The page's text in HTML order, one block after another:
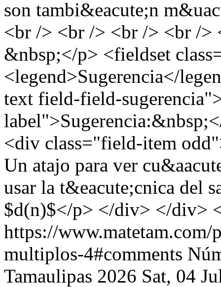
son tambi&eacute;n
<br /> <br /> <br /> <br /
&nbsp;</p> <fieldset
<legend>Sugerencia</
text field-field-
<div class="field-item
Un atajo para ver
usar la t&eacute;cnica del
$d(n)$</p> </div> </div>
https://www.matetam.com/
multiplos-4#comments
Tamaulipas 2026 Sat, 04